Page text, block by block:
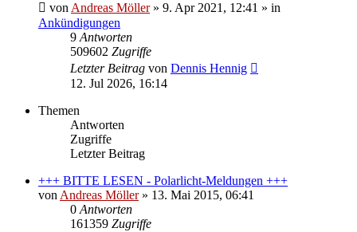
von Andreas Möller» 9. Apr 2021, 12:41 » in
Ankündigungen
9 Antworten
509602 Zugriffe
Letzter Beitrag von Dennis Hennig
12. Jul 2026, 16:14
Themen
Antworten
Zugriffe
Letzter Beitrag
+++ BITTE LESEN - Polarlicht-Meldungen +++
von Andreas Möller» 13. Mai 2015, 06:41
0 Antworten
161359 Zugriffe